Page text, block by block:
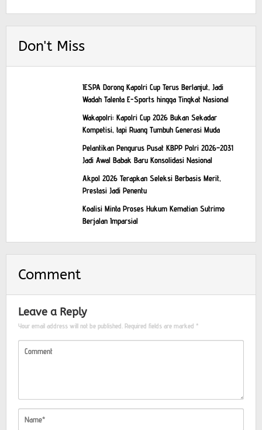
Don't Miss
IESPA Dorong Kapolri Cup Terus Berlanjut, Jadi
Wadah Talenta E-Sports hingga Tingkat Nasional
Wakapolri: Kapolri Cup 2026 Bukan Sekadar
Kompetisi, tapi Ruang Tumbuh Generasi Muda
Pelantikan Pengurus Pusat KBPP Polri 2026–2031
Jadi Awal Babak Baru Konsolidasi Nasional
Akpol 2026 Terapkan Seleksi Berbasis Merit,
Prestasi Jadi Penentu
Koalisi Minta Proses Hukum Kematian Sutrimo
Berjalan Imparsial
Comment
Leave a Reply
Your email address will not be published. Required fields are marked *